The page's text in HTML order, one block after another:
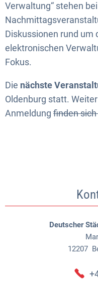
Verwaltung“ stehen
Diskussionen rund um
elektronischen
Fokus.
Die nächste
Oldenburg statt.
Anmeldung finden
Deutscher
12207